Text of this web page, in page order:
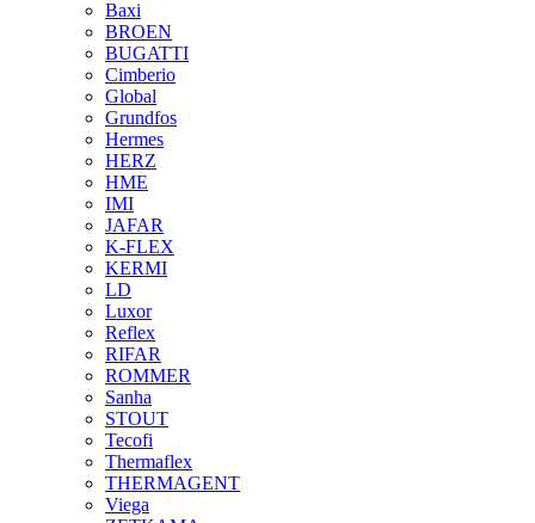
Baxi
BROEN
BUGATTI
Cimberio
Global
Grundfos
Hermes
HERZ
HME
IMI
JAFAR
K-FLEX
KERMI
LD
Luxor
Reflex
RIFAR
ROMMER
Sanha
STOUT
Tecofi
Thermaflex
THERMAGENT
Viega